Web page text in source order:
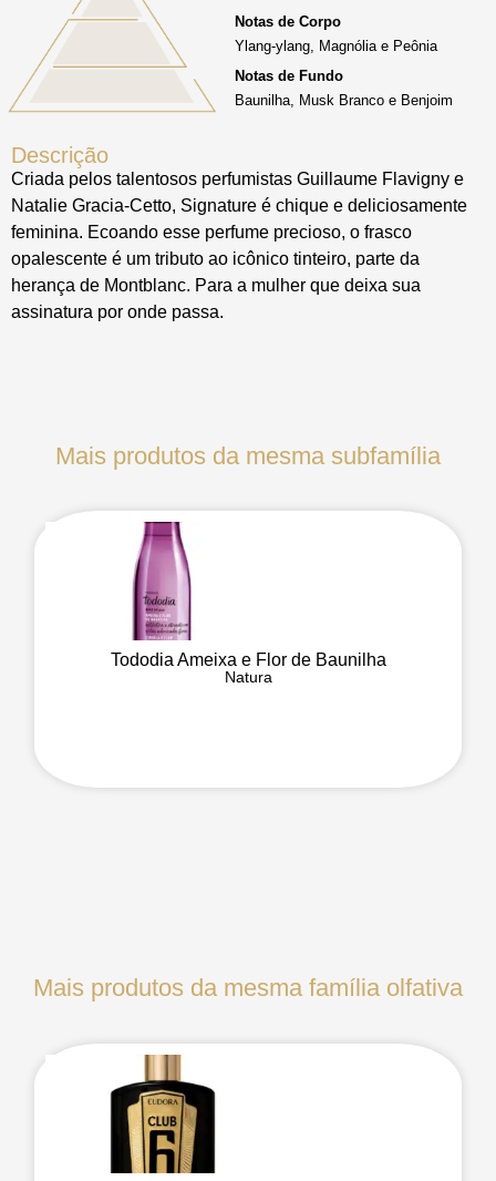
Descrição
Criada pelos talentosos perfumistas Guillaume Flavigny e
Natalie Gracia-Cetto, Signature é chique e deliciosamente
feminina. Ecoando esse perfume precioso, o frasco
opalescente é um tributo ao icônico tinteiro, parte da
herança de Montblanc. Para a mulher que deixa sua
assinatura por onde passa.
Notas de Corpo
Ylang-ylang, Magnólia e Peônia
Notas de Fundo
Baunilha, Musk Branco e Benjoim
Mais produtos da mesma subfamília
Tododia Ameixa e Flor de Baunilha
Natura
Mais produtos da mesma família olfativa